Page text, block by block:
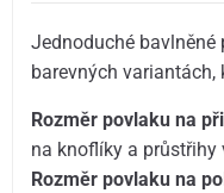
Jednoduché bavlněné
barevných variantách,
Rozměr povlaku na
na knoflíky a průstřihy
Rozměr povlaku na